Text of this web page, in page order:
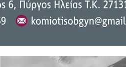
ΕΛΛΆΔΑ 12.03.2026 14:18